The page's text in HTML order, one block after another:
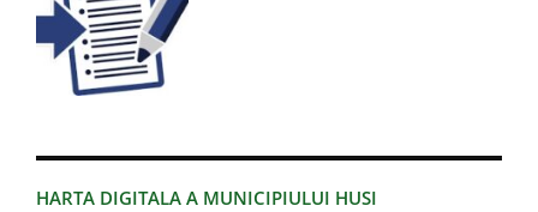
HARTA DIGITALA A MUNICIPIULUI HUSI